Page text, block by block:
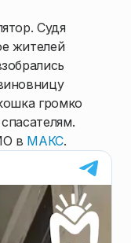
Судя
жителей
громко
в МАКС.